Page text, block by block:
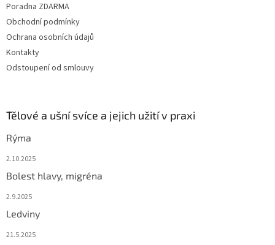
Poradna ZDARMA
Obchodní podmínky
Ochrana osobních údajů
Kontakty
Odstoupení od smlouvy
Tělové a ušní svíce a jejich užití v praxi
Rýma
2.10.2025
Bolest hlavy, migréna
2.9.2025
Ledviny
21.5.2025